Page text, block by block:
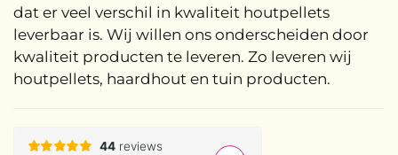
dat er veel verschil in kwaliteit houtpellets
leverbaar is. Wij willen ons onderscheiden door
kwaliteit producten te leveren. Zo leveren wij
houtpellets, haardhout en tuin producten.